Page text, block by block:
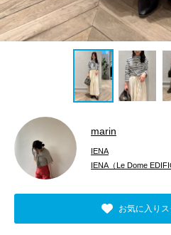
marin
IENA
IENA（Le Dome
お気に入り